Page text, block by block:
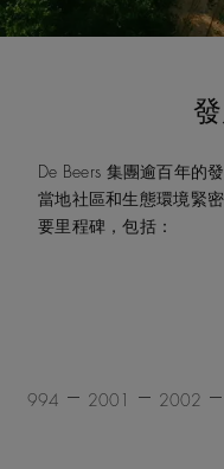
De Beers 集團逾百年的
當地社區和生態環境緊
要里程碑，包括：
1994 2001 2002